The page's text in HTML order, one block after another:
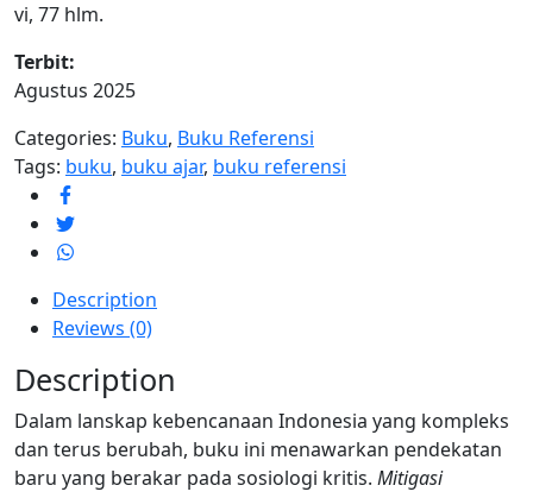
vi, 77 hlm.
Terbit:
Agustus 2025
Categories: Buku, Buku Referensi
Tags: buku, buku ajar, buku referensi
Description
Reviews (0)
Description
Dalam lanskap kebencanaan Indonesia yang kompleks
dan terus berubah, buku ini menawarkan pendekatan
baru yang berakar pada sosiologi kritis. Mitigasi